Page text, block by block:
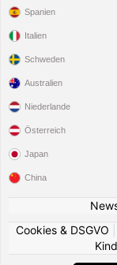
Spanien
Italien
Schweden
Australien
Niederlande
Österreich
Japan
China
Cookies & DSGVO